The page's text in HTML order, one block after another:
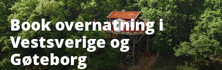
Book overnatning i
Vestsverige og
Gøteborg